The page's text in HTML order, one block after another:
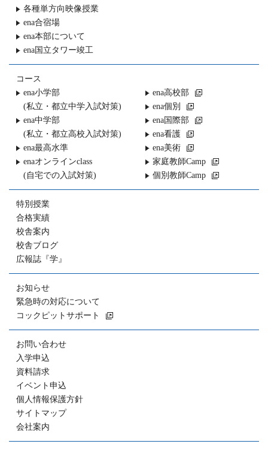
各種単方向映像授業
ena合宿場
ena本部について
ena国立タワー竣工
コース
ena小学部
(私立・都立中学入試対策)
ena中学部
(私立・都立高校入試対策)
ena最高水準
enaオンラインclass
(自宅での入試対策)
ena高校部
ena個別
ena国際部
ena看護
ena美術
家庭教師Camp
個別教師Camp
特別授業
合格実績
校舎案内
校舎ブログ
広報誌『学』
お知らせ
緊急時の対応について
コックピットサポート
お問い合わせ
入学申込
資料請求
イベント申込
個人情報保護方針
サイトマップ
会社案内